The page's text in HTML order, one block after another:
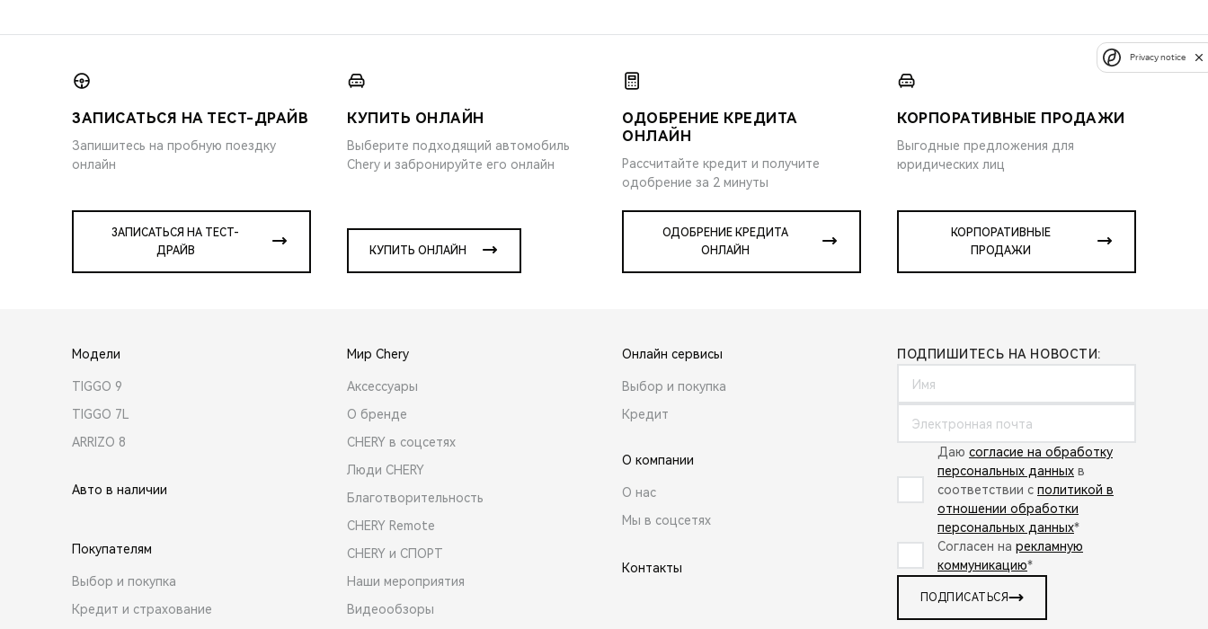
ЗАПИСАТЬСЯ НА ТЕСТ-ДРАЙВ
Запишитесь на пробную поездку
онлайн
ЗАПИСАТЬСЯ НА ТЕСТ-
ДРАЙВ
КУПИТЬ ОНЛАЙН
Выберите подходящий автомобиль
Chery и забронируйте его онлайн
КУПИТЬ ОНЛАЙН
ОДОБРЕНИЕ КРЕДИТА
ОНЛАЙН
Рассчитайте кредит и получите
одобрение за 2 минуты
ОДОБРЕНИЕ КРЕДИТА
ОНЛАЙН
КОРПОРАТИВНЫЕ ПРОДАЖИ
Выгодные предложения для
юридических лиц
КОРПОРАТИВНЫЕ
ПРОДАЖИ
Модели
TIGGO 9
TIGGO 7L
ARRIZO 8
Авто в наличии
Покупателям
Выбор и покупка
Кредит и страхование
Мир Chery
Аксессуары
О бренде
CHERY в соцсетях
Люди CHERY
Благотворительность
CHERY Remote
CHERY и СПОРТ
Наши мероприятия
Видеообзоры
Онлайн сервисы
Выбор и покупка
Кредит
О компании
О нас
Мы в соцсетях
Контакты
ПОДПИШИТЕСЬ НА НОВОСТИ:
Даю согласие на обработку
персональных данных в
соответствии с политикой в
отношении обработки
персональных данных*
Согласен на рекламную
коммуникацию*
ПОДПИСАТЬСЯ
Privacy notice